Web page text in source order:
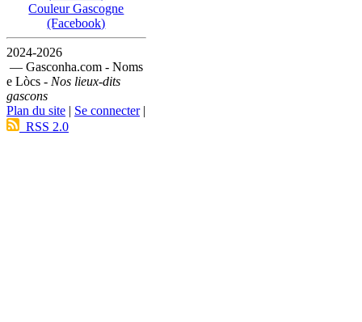
Couleur Gascogne
(Facebook)
2024-2026
— Gasconha.com - Noms
e Lòcs - Nos lieux-dits
gascons
Plan du site | Se connecter|
RSS 2.0